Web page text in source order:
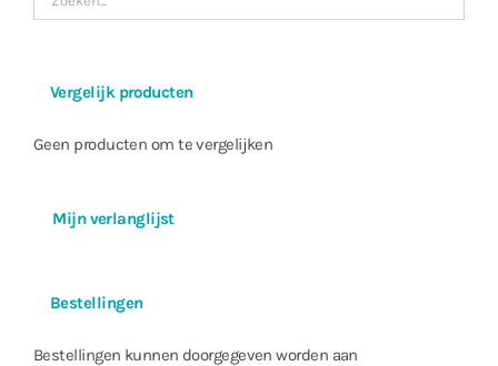
Vergelijk producten
Geen producten om te vergelijken
Mijn verlanglijst
Bestellingen
Bestellingen kunnen doorgegeven worden aan